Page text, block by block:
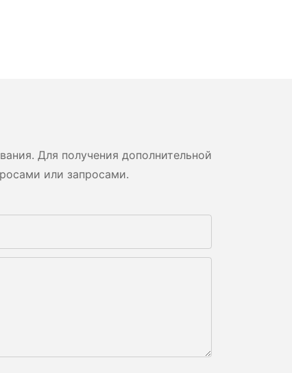
Для получения дополнительной
или запросами.